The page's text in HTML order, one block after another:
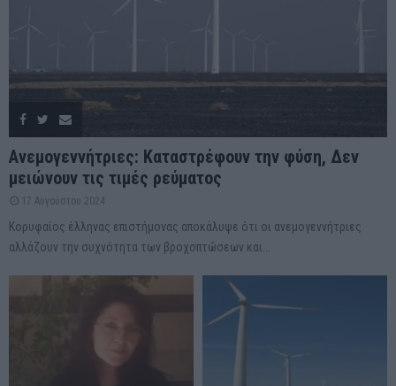
Ανεμογεννήτριες: Καταστρέφουν την φύση, Δεν
μειώνουν τις τιμές ρεύματος
17 Αυγούστου 2024
Κορυφαίος έλληνας επιστήμονας αποκάλυψε ότι οι ανεμογεννήτριες
αλλάζουν την συχνότητα των βροχοπτώσεων και...